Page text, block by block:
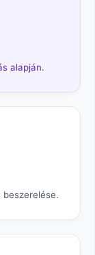
alapján.
beszerelése.